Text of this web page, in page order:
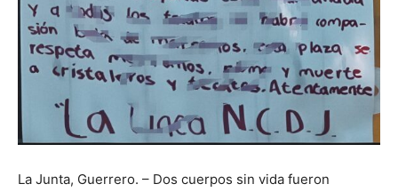
La Junta, Guerrero. – Dos cuerpos sin vida fueron